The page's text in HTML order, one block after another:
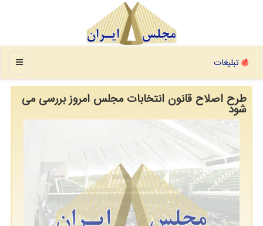
منو تبلیغات
طرح اصلاح قانون انتخابات مجلس امروز بررسی می
شود